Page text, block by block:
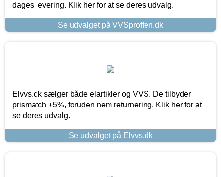
dages levering. Klik her for at se deres udvalg.
Se udvalget på VVSproffen.dk
Elvvs.dk sælger både elartikler og VVS. De tilbyder
prismatch +5%, foruden nem returnering. Klik her for at
se deres udvalg.
Se udvalget på Elvvs.dk